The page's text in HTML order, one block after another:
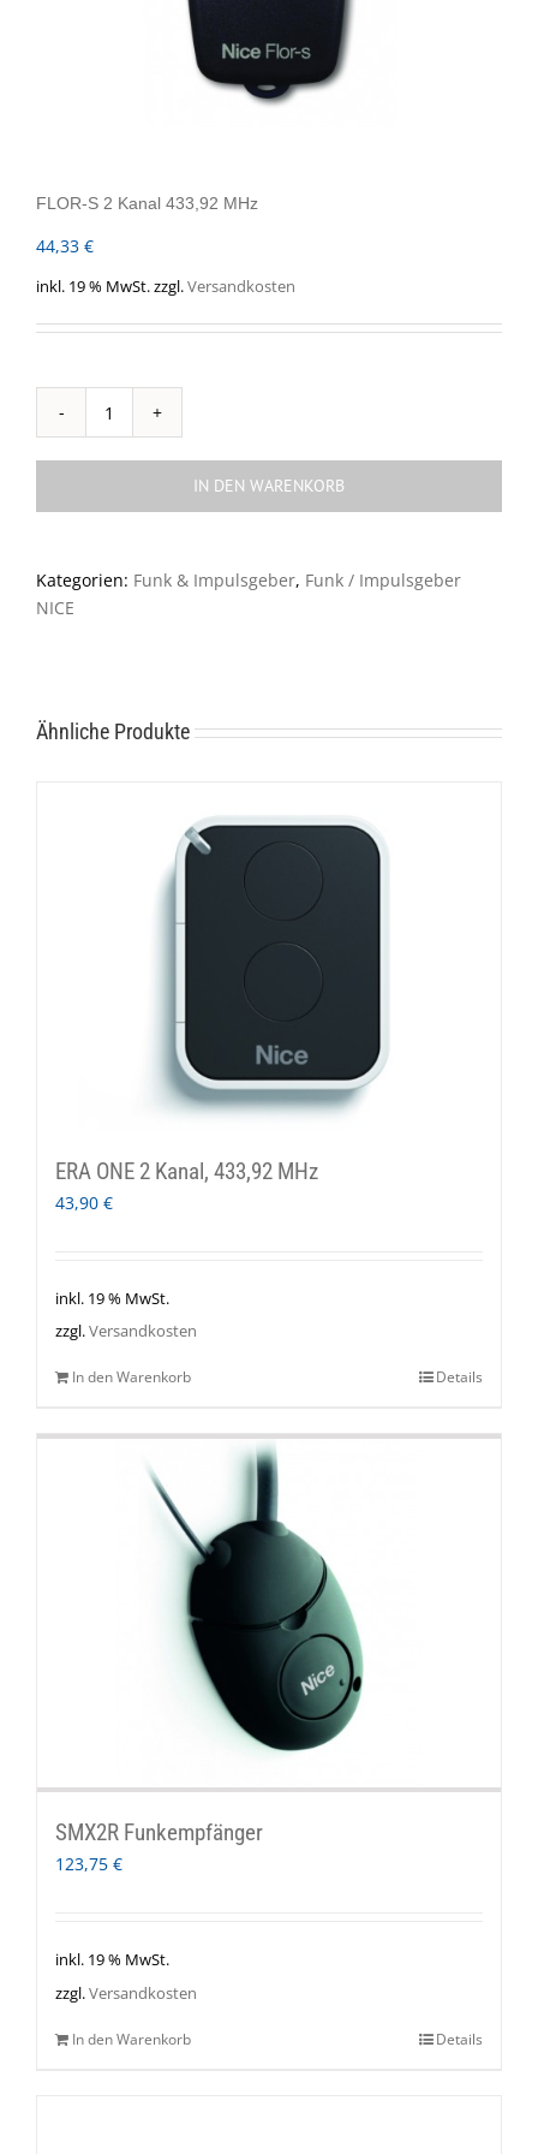
FLOR-S 2 Kanal 433,92 MHz
44,33 €
inkl. 19 % MwSt.zzgl.Versandkosten
FLOR-
Kanal
Menge
IN DEN WARENKORB
Kategorien: Funk & Impulsgeber, Funk / Impulsgeber
NICE
Ähnliche Produkte
ERA ONE 2 Kanal, 433,92 MHz
43,90 €
inkl. 19 % MwSt.
zzgl.Versandkosten
In den Warenkorb Details
SMX2R Funkempfänger
123,75 €
inkl. 19 % MwSt.
zzgl.Versandkosten
In den Warenkorb Details